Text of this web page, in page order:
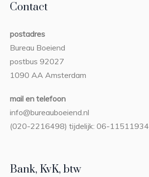
Contact
postadres
Bureau Boeiend
postbus 92027
1090 AA Amsterdam
mail en telefoon
info@bureauboeiend.nl
(020-2216498) tijdelijk: 06-11511934
Bank, KvK, btw